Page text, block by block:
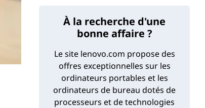
À la recherche d'une
bonne affaire ?
Le site lenovo.com propose des
offres exceptionnelles sur les
ordinateurs portables et les
ordinateurs de bureau dotés de
processeurs et de technologies